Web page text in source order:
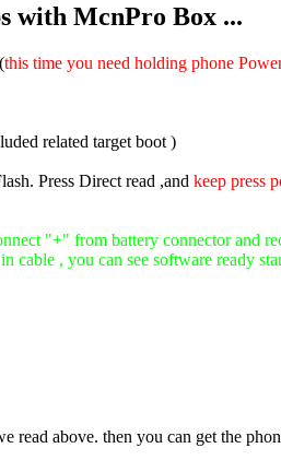
with McnPro Box ...
this time you need holding phone
related target boot )
Press Direct read ,and keep press
"+" from battery connector and
, you can see software ready
read above. then you can get the